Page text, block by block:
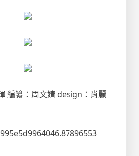
編纂：周文婧 design：肖麗